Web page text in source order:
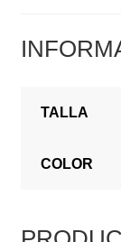
TALLA
COLOR